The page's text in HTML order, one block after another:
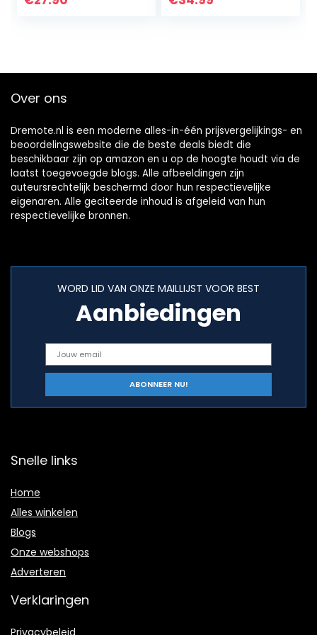
Over ons
Dremote.nl is een moderne alles-in-één prijsvergelijkings- en
beoordelingswebsite die de beste deals biedt die
beschikbaar zijn op amazon en u op de hoogte houdt via de
laatst toegevoegde blogs. Alle afbeeldingen zijn
auteursrechtelijk beschermd door hun respectievelijke
eigenaren. Alle geciteerde inhoud is afgeleid van hun
respectievelijke bronnen.
WORD LID VAN ONZE MAILLIJST VOOR BEST
Aanbiedingen
Snelle links
Home
Alles winkelen
Blogs
Onze webshops
Adverteren
Verklaringen